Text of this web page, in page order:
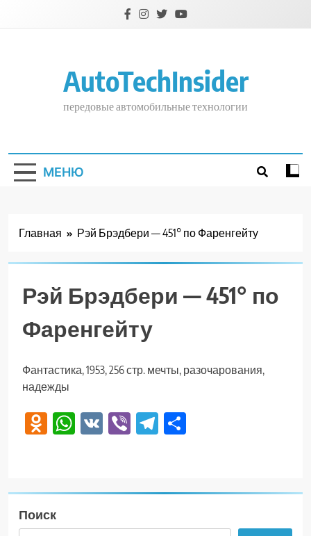
AutoTechInsider
передовые автомобильные технологии
МЕНЮ
Главная Рэй Брэдбери — 451° по Фаренгейту
Рэй Брэдбери — 451° по
Фаренгейту
Фантастика, 1953, 256 стр. мечты, разочарования,
надежды
Odnoklassniki
WhatsApp
VK ViberTelegram
Поиск